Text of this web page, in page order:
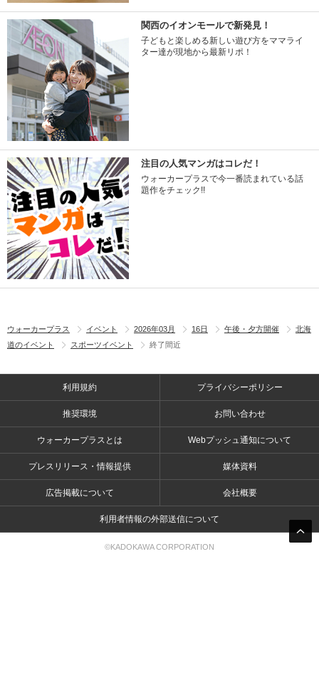
関西のイオンモールで新発見！
子どもと楽しめる新しい遊び方をママライ
ター達が現地から最新リポ！
注目の人気マンガはコレだ！
ウォーカープラスで今一番読まれている話
題作をチェック!!
ウォーカープラス イベント 2026年03月 16日 午後・夕方開催
北海
道のイベント
スポーツイベント 終了間近
利用規約 プライバシーポリシー
推奨環境 お問い合わせ
ウォーカープラスとは Webプッシュ通知について
プレスリリース・情報提供 媒体資料
広告掲載について 会社概要
利用者情報の外部送信について
©KADOKAWA CORPORATION